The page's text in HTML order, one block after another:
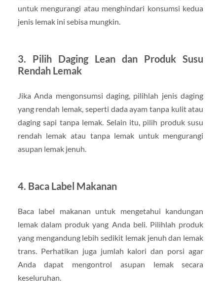
untuk mengurangi atau menghindari konsumsi kedua
jenis lemak ini sebisa mungkin.
3. Pilih Daging Lean dan Produk Susu
Rendah Lemak
Jika Anda mengonsumsi daging, pilihlah jenis daging
yang rendah lemak, seperti dada ayam tanpa kulit atau
daging sapi tanpa lemak. Selain itu, pilih produk susu
rendah lemak atau tanpa lemak untuk mengurangi
asupan lemak jenuh.
4. Baca Label Makanan
Baca label makanan untuk mengetahui kandungan
lemak dalam produk yang Anda beli. Pilihlah produk
yang mengandung lebih sedikit lemak jenuh dan lemak
trans. Perhatikan juga jumlah kalori dan porsi agar
Anda dapat mengontrol asupan lemak secara
keseluruhan.